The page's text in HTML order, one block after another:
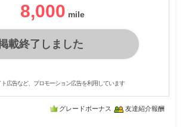
8,000
載終了しました
広告など、プロモーション広告を利用しています
グレードボーナス 友達紹介報酬